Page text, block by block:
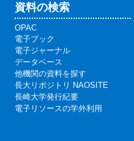
資料の検索
OPAC
電子ブック
電子ジャーナル
データベース
他機関の資料を探す
長大リポジトリ NAOSITE
長崎大学発行紀要
電子リソースの学外利用